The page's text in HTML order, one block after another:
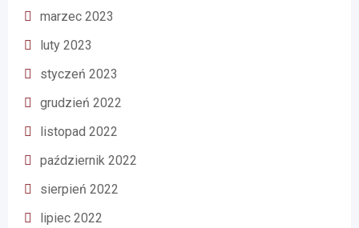
marzec 2023
luty 2023
styczeń 2023
grudzień 2022
listopad 2022
październik 2022
sierpień 2022
lipiec 2022